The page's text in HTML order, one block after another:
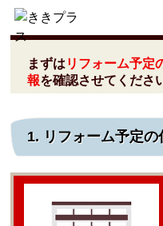
まずは リフォーム予定
報を確認させてくださ
1. リフォーム予定